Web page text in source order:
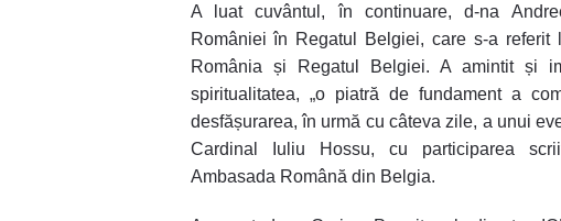
A luat cuvântul, în continuare, d-na
României în Regatul Belgiei, care s-a referit
România și Regatul Belgiei. A amintit și
spiritualitatea, „o piatră de fundament a
desfășurarea, în urmă cu câteva zile, a unui
Cardinal Iuliu Hossu, cu participarea
Ambasada Română din Belgia.